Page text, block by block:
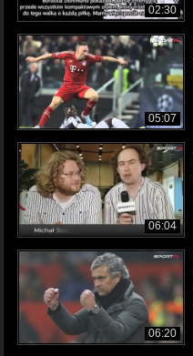
02:30
05:07
06:04
06:20